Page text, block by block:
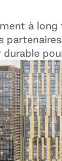
à
durable